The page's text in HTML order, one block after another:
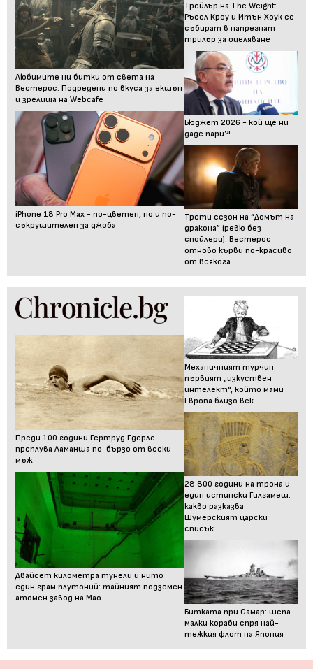
Любимите ни битки от света на
Вестерос: Подредени по вкуса за екшън
и зрелища на Webcafe
iPhone 18 Pro Max - по-цветен, но и по-
съкрушителен за джоба
Трейлър на The Weight:
Ръсел Кроу и Итън Хоук се
събират в напрегнат
трилър за оцеляване
Бюджет 2026 - кой ще ни
даде пари?!
Трети сезон на “Домът на
дракона” (ревю без
спойлери): Вестерос
отново кърви по-красиво
от всякога
Преди 100 години Гертруд Едерле
преплува Ламанша по-бързо от всеки
мъж
Двайсет километра тунели и нито
един грам плутоний: тайният подземен
атомен завод на Мао
Механичният турчин:
първият „изкуствен
интелект“, който мами
Европа близо век
28 800 години на трона и
един истински Гилгамеш:
какво разказва
Шумерският царски
списък
Битката при Самар: шепа
малки кораби спря най-
тежкия флот на Япония